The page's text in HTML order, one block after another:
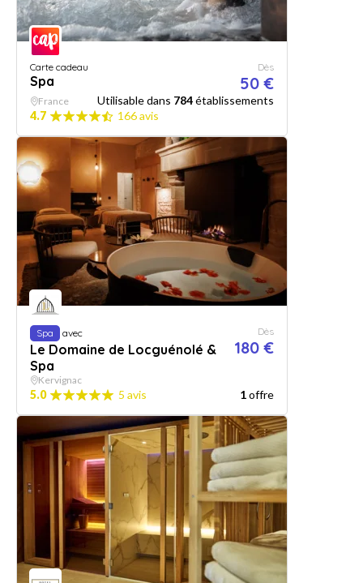
Carte cadeau
Spa
Dès
50 €
France Utilisable dans 784établissements
4.7
166 avis
Spa avec
Le Domaine de Locguénolé &
Spa
Dès
180 €
Kervignac
5.0 5 avis 1offre